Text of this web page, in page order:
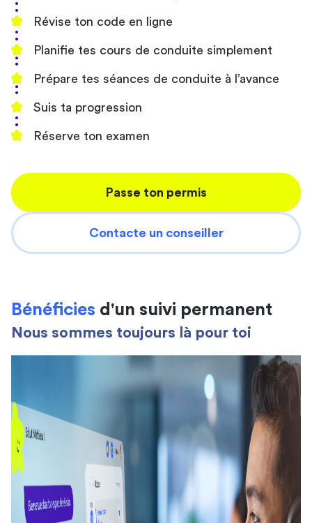
Révise ton code en ligne
Planifie tes cours de conduite simplement
Prépare tes séances de conduite à l’avance
Suis ta progression
Réserve ton examen
Passe ton permis
Contacte un conseiller
Bénéficies d'un suivi permanent
Nous sommes toujours là pour toi